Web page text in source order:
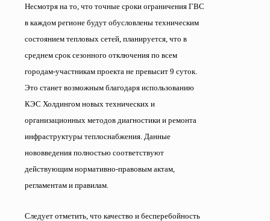
Несмотря на то, что точные сроки ограничения ГВС
в каждом регионе будут обусловлены техническим
состоянием тепловых сетей, планируется, что в
среднем срок сезонного отключения по всем
городам-участникам проекта не превысит 9 суток.
Это станет возможным благодаря использованию
КЭС Холдингом новых технических и
организационных методов диагностики и ремонта
инфраструктуры теплоснабжения. Данные
нововведения полностью соответствуют
действующим нормативно-правовым актам,
регламентам и правилам.
Следует отметить, что качество и бесперебойность